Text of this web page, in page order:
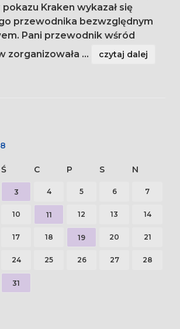
Kraken wykazał się
przewodnika bezwzględnym
Pani przewodnik wśród
zorganizowała ... czytaj dalej
Ś C P S N
3 4 5 6 7
10 11 12 13 14
17 18 19 20 21
24 25 26 27 28
31